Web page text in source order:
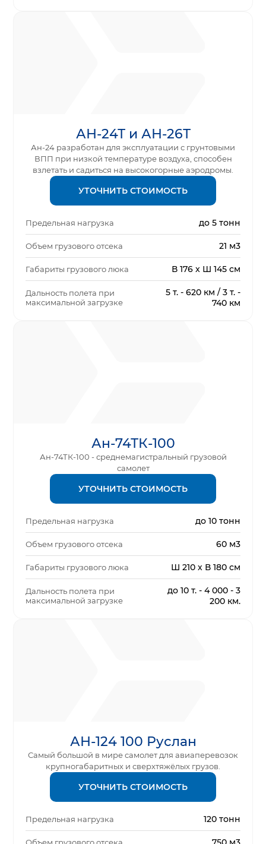
АН-24Т и АН-26Т
Ан-24 разработан для эксплуатации с грунтовыми
ВПП при низкой температуре воздуха, способен
взлетать и садиться на высокогорные аэродромы.
УТОЧНИТЬ СТОИМОСТЬ
Предельная нагрузка до 5 тонн
Объем грузового отсека 21 м3
Габариты грузового люка В 176 x Ш 145 см
Дальность полета при
максимальной загрузке
5 т. - 620 км / 3 т. -
740 км
Ан-74ТК-100
Ан-74ТК-100 - среднемагистральный грузовой
самолет
УТОЧНИТЬ СТОИМОСТЬ
Предельная нагрузка до 10 тонн
Объем грузового отсека 60 м3
Габариты грузового люка Ш 210 х В 180 см
Дальность полета при
максимальной загрузке
до 10 т. - 4 000 - 3
200 км.
АН-124 100 Руслан
Самый большой в мире самолет для авиаперевозок
крупногабаритных и сверхтяжёлых грузов.
УТОЧНИТЬ СТОИМОСТЬ
Предельная нагрузка 120 тонн